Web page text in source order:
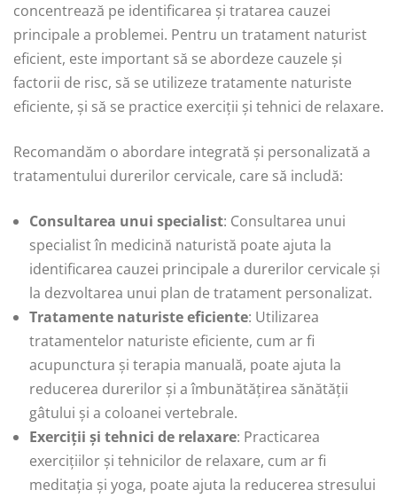
concentrează pe identificarea și tratarea cauzei
principale a problemei. Pentru un tratament naturist
eficient, este important să se abordeze cauzele și
factorii de risc, să se utilizeze tratamente naturiste
eficiente, și să se practice exerciții și tehnici de relaxare.
Recomandăm o abordare integrată și personalizată a
tratamentului durerilor cervicale, care să includă:
Consultarea unui specialist: Consultarea unui
specialist în medicină naturistă poate ajuta la
identificarea cauzei principale a durerilor cervicale și
la dezvoltarea unui plan de tratament personalizat.
Tratamente naturiste eficiente: Utilizarea
tratamentelor naturiste eficiente, cum ar fi
acupunctura și terapia manuală, poate ajuta la
reducerea durerilor și a îmbunătățirea sănătății
gâtului și a coloanei vertebrale.
Exerciții și tehnici de relaxare: Practicarea
exercițiilor și tehnicilor de relaxare, cum ar fi
meditația și yoga, poate ajuta la reducerea stresului